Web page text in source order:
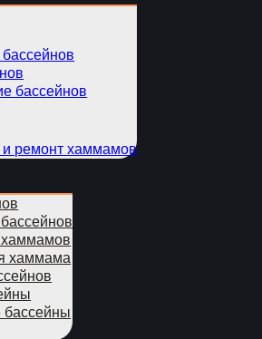
бассейнов
ремонт хаммамов
хаммама
бассейны